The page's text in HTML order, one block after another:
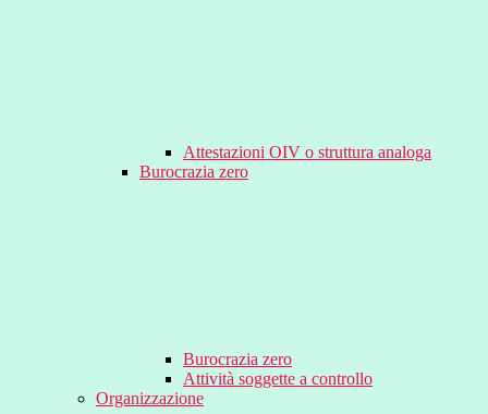
Attestazioni OIV o struttura analoga
Burocrazia zero
Burocrazia zero
Attività soggette a controllo
Organizzazione